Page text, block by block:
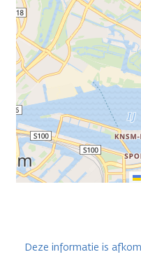
Deze informatie is